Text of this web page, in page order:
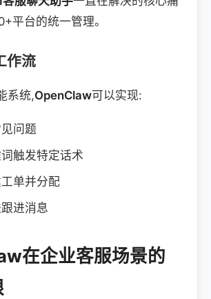
台的统一管理。
作流
系统,OpenClaw可以实现:
问题
触发特定话术
单并分配
进消息
在企业客服场景的